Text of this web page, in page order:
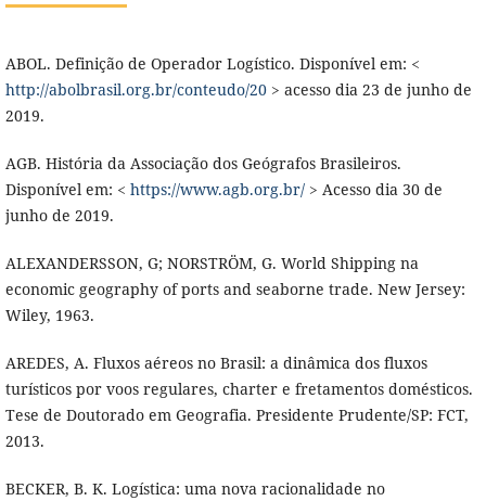
ABOL. Definição de Operador Logístico. Disponível em: <
http://abolbrasil.org.br/conteudo/20> acesso dia 23 de junho de
2019.
AGB. História da Associação dos Geógrafos Brasileiros.
Disponível em: < https://www.agb.org.br/> Acesso dia 30 de
junho de 2019.
ALEXANDERSSON, G; NORSTRÖM, G. World Shipping na
economic geography of ports and seaborne trade. New Jersey:
Wiley, 1963.
AREDES, A. Fluxos aéreos no Brasil: a dinâmica dos fluxos
turísticos por voos regulares, charter e fretamentos domésticos.
Tese de Doutorado em Geografia. Presidente Prudente/SP: FCT,
2013.
BECKER, B. K. Logística: uma nova racionalidade no